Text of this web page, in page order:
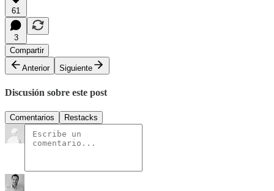
61
3
Compartir
Anterior
Siguiente
Discusión sobre este post
Comentarios Restacks